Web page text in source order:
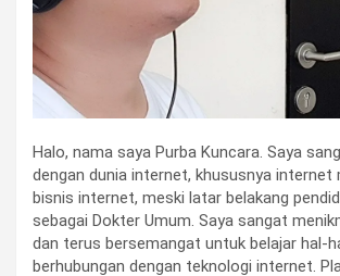
Halo, nama saya Purba Kuncara. Saya
dengan dunia internet, khususnya internet
bisnis internet, meski latar belakang
sebagai Dokter Umum. Saya sangat
dan terus bersemangat untuk belajar hal-
berhubungan dengan teknologi internet.